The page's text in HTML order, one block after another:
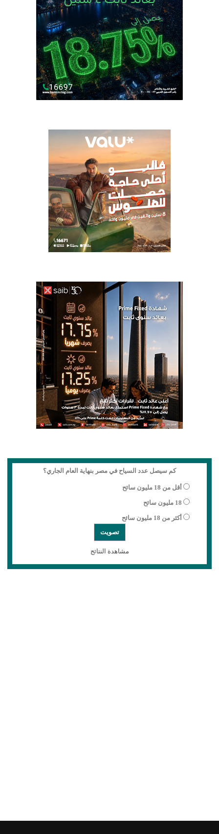
كم سيصل عدد السياح في مصر بنهاية العام الجاري؟
أقل من 18 مليون سائح
18 مليون سائح
أكثر من 18 مليون سائح
مشاهدة النتائج